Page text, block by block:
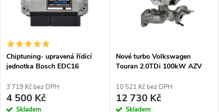
í
p
r
s
p
r
Chiptuning- upravená řídící
jednotka Bosch EDC16
3 719 Kč bez DPH
4 500 Kč
Skladem
Nové turbo Volkswagen
Touran 2.0TDi 100kW AZV
10 521 Kč bez DPH
12 730 Kč
Skladem